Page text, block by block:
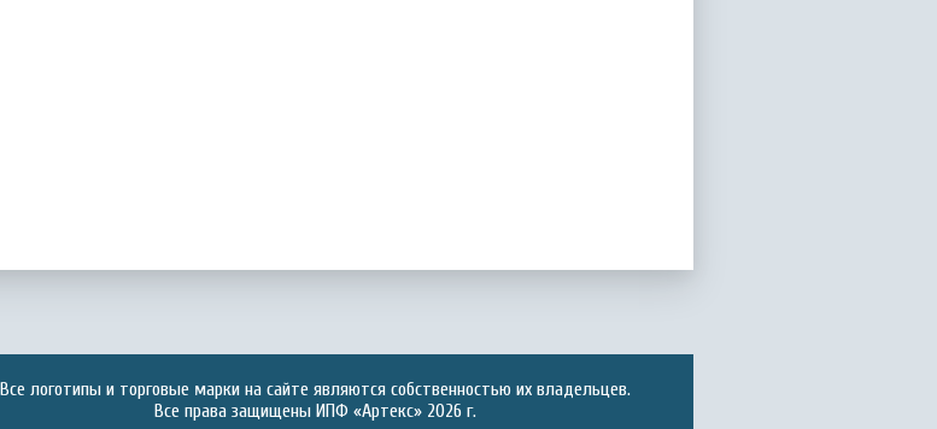
Все логотипы и торговые марки на сайте являются собственностью их владельцев.
Все права защищены ИПФ «Артекс» 2026 г.